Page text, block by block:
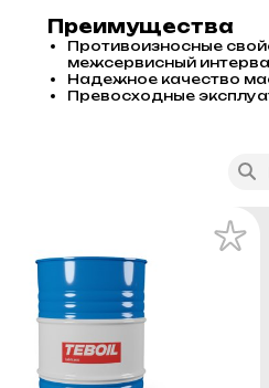
Преимущества
Противоизносные
межсервисный
Надежное качество
Превосходные